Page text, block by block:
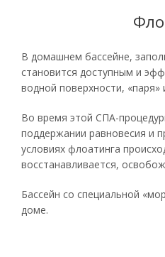
В домашнем бассейне,
становится доступным и
водной поверхности,
Во время этой СПА-
поддержании равновесия и
условиях флоатинга
восстанавливается,
Бассейн со специальной
доме.